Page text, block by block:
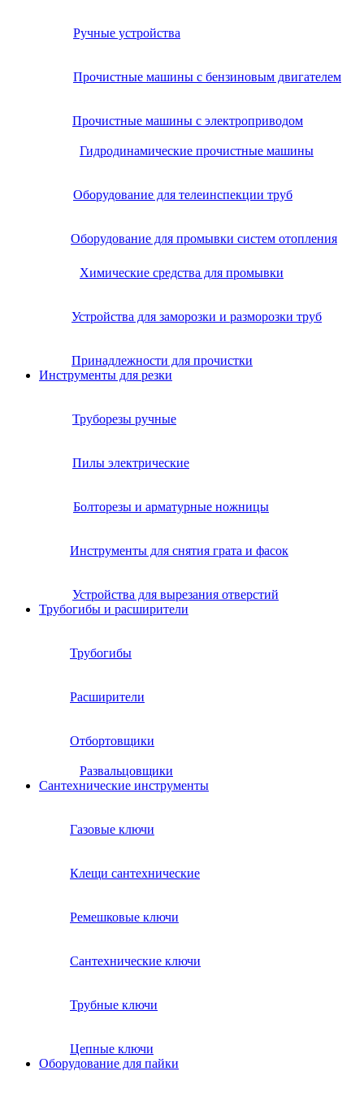
Ручные устройства
Прочистные машины с бензиновым двигателем
Прочистные машины с электроприводом
Гидродинамические прочистные машины
Оборудование для телеинспекции труб
Оборудование для промывки систем отопления
Химические средства для промывки
Устройства для заморозки и разморозки труб
Принадлежности для прочистки
Инструменты для резки
Труборезы ручные
Пилы электрические
Болторезы и арматурные ножницы
Инструменты для снятия грата и фасок
Устройства для вырезания отверстий
Трубогибы и расширители
Трубогибы
Расширители
Отбортовщики
Развальцовщики
Сантехнические инcтрументы
Газовые ключи
Клещи сантехнические
Ремешковые ключи
Сантехнические ключи
Трубные ключи
Цепные ключи
Оборудование для пайки